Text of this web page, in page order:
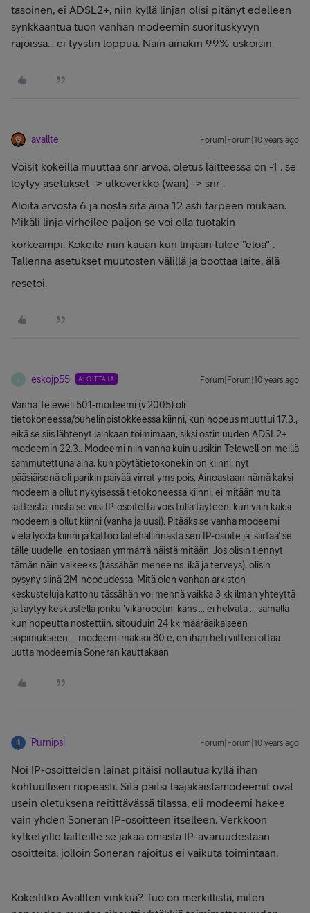
tasoinen, ei ADSL2+, niin kyllä linjan olisi pitänyt edelleen
synkkaantua tuon vanhan modeemin suorituskyvyn
rajoissa... ei tyystin loppua. Näin ainakin 99% uskoisin.
avallte Forum|Forum|10 years ago
Voisit kokeilla muuttaa snr arvoa, oletus laitteessa on -1 . se
löytyy asetukset -> ulkoverkko (wan) -> snr .
Aloita arvosta 6 ja nosta sitä aina 12 asti tarpeen mukaan.
Mikäli linja virheilee paljon se voi olla tuotakin
korkeampi. Kokeile niin kauan kun linjaan tulee "eloa" .
Tallenna asetukset muutosten välillä ja boottaa laite, älä
resetoi.
eskojp55 ALOITTAJA Forum|Forum|10 years ago
Vanha Telewell 501-modeemi (v.2005) oli
tietokoneessa/puhelinpistokkeessa kiinni, kun nopeus muuttui 17.3.,
eikä se siis lähtenyt lainkaan toimimaan, siksi ostin uuden ADSL2+
modeemin 22.3.. Modeemi niin vanha kuin uusikin Telewell on meillä
sammutettuna aina, kun pöytätietokonekin on kiinni, nyt
pääsiäisenä oli parikin päivää virrat yms pois. Ainoastaan nämä kaksi
modeemia ollut nykyisessä tietokoneessa kiinni, ei mitään muita
laitteista, mistä se viisi IP-osoitetta vois tulla täyteen, kun vain kaksi
modeemia ollut kiinni (vanha ja uusi). Pitääks se vanha modeemi
vielä lyödä kiinni ja kattoo laitehallinnasta sen IP-osoite ja 'siirtää' se
tälle uudelle, en tosiaan ymmärrä näistä mitään. Jos olisin tiennyt
tämän näin vaikeeks (tässähän menee ns. ikä ja terveys), olisin
pysyny siinä 2M-nopeudessa. Mitä olen vanhan arkiston
keskusteluja kattonu tässähän voi mennä vaikka 3 kk ilman yhteyttä
ja täytyy keskustella jonku 'vikarobotin' kans ... ei helvata ... samalla
kun nopeutta nostettiin, sitouduin 24 kk määräaikaiseen
sopimukseen ... modeemi maksoi 80 e, en ihan heti viitteis ottaa
uutta modeemia Soneran kauttakaan
Purnipsi Forum|Forum|10 years ago
Noi IP-osoitteiden lainat pitäisi nollautua kyllä ihan
kohtuullisen nopeasti. Sitä paitsi laajakaistamodeemit ovat
usein oletuksena reitittävässä tilassa, eli modeemi hakee
vain yhden Soneran IP-osoitteen itselleen. Verkkoon
kytketyille laitteille se jakaa omasta IP-avaruudestaan
osoitteita, jolloin Soneran rajoitus ei vaikuta toimintaan.
Kokeilitko Avallten vinkkiä? Tuo on merkillistä, miten